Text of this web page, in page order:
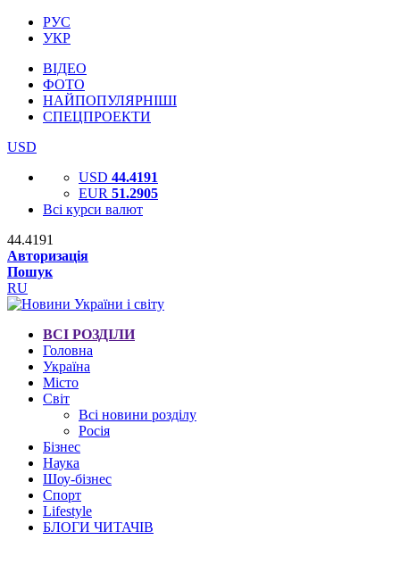
РУС
УКР
ВІДЕО
ФОТО
НАЙПОПУЛЯРНІШІ
СПЕЦПРОЕКТИ
USD
USD 44.4191
EUR 51.2905
Всі курси валют
44.4191
Авторизація
Пошук
RU
ВСІ РОЗДІЛИ
Головна
Україна
Місто
Світ
Всі новини розділу
Росія
Бізнес
Наука
Шоу-бізнес
Спорт
Lifestyle
БЛОГИ ЧИТАЧІВ